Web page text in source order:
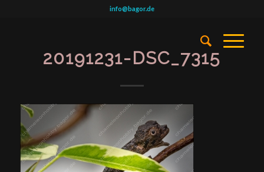
info@bagor.de
20191231-DSC_7315